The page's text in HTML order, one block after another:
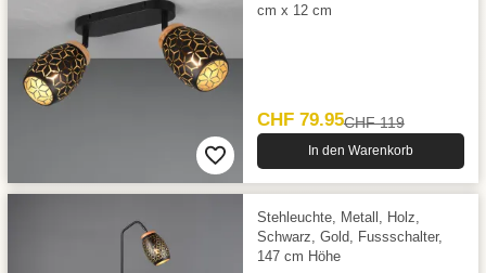
cm x 12 cm
CHF 79.95CHF 119
In den Warenkorb
Stehleuchte, Metall, Holz,
Schwarz, Gold, Fussschalter,
147 cm Höhe